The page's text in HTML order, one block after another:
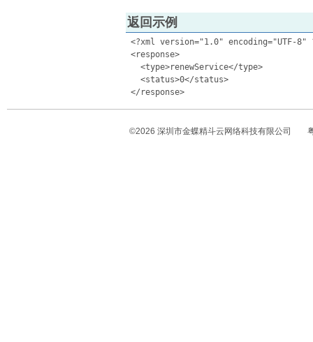
返回示例
<?xml version="1.0" encoding="UTF-
<response>
   <type>renewService</type>
   <status>0</status>
©2026 深圳市金蝶精斗云网络科技有限公司